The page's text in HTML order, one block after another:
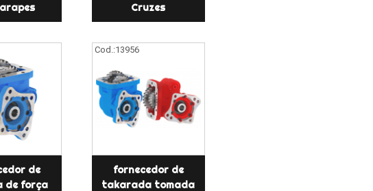
Cruzes
de
de força
Cod.:13956
fornecedor de
takarada tomada